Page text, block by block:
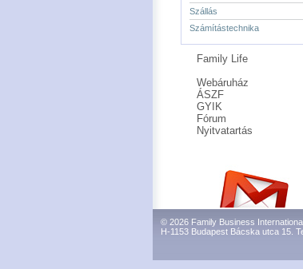
Szállás
Számítástechnika
Family Life
Webáruház
ÁSZF
GYIK
Fórum
Nyitvatartás
© 2026 Family Business
H-1153 Budapest Bácska utca 15.